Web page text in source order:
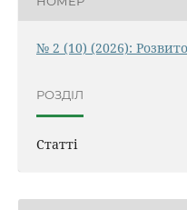
№ 2 (10) (2026):
РОЗДІЛ
Статті